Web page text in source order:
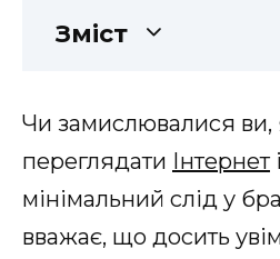
Зміст
Чи замислювалися ви,
переглядати Інтернет
мінімальний слід у
вважає, що досить